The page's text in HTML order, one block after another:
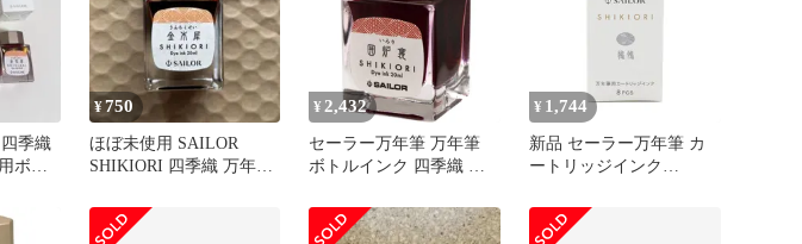
季織
ボト
¥750
ほぼ未使用 SAILOR
SHIKIORI 四季織 万年筆
¥ 2,432
セーラー万年筆 万年筆
ボトルインク 四季織 十
209
¥ 1,744
新品 セーラー万年筆 カ
ートリッジインク
唄 鶺鴒（せきれい） 水
性染料 20ml 13-0400-239